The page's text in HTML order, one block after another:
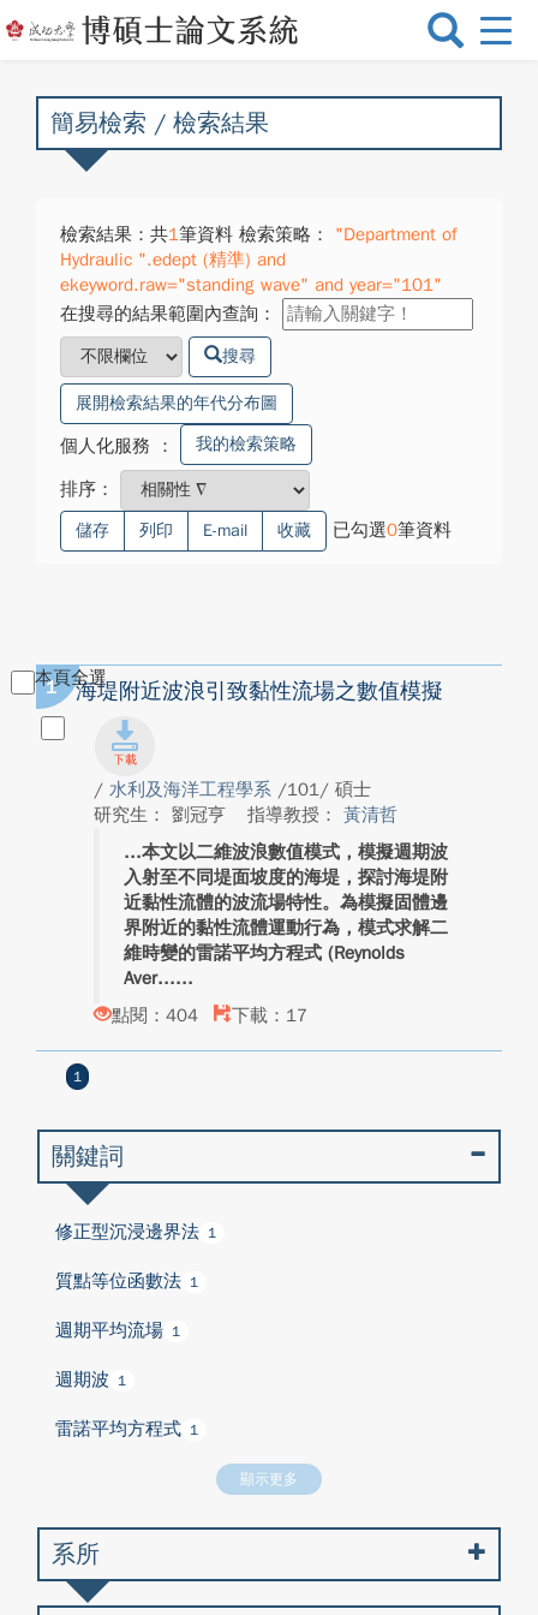
選
換
簡易檢索 / 檢索結果
檢索結果：共1筆資料 檢索策略：
"Department of
Hydraulic ".edept (精準) and
ekeyword.raw="standing wave" and year="101"
在搜尋的結果範圍內查詢：
搜尋
展開檢索結果的年代分布圖
個人化服務 ： 我的檢索策略
排序：
儲存 列印 E-mail 收藏 已勾選0筆資料
本頁全選
1 海堤附近波浪引致黏性流場之數值模擬
/ 水利及海洋工程學系 /101/ 碩士
研究生： 劉冠亨
指導教授： 黃清哲
本文以二維波浪數值模式，模擬週期波
入射至不同堤面坡度的海堤，探討海堤附
近黏性流體的波流場特性。為模擬固體邊
界附近的黏性流體運動行為，模式求解二
維時變的雷諾平均方程式 (Reynolds
Aver...
點閱：404
下載：17
1
關鍵詞
修正型沉浸邊界法 1
質點等位函數法 1
週期平均流場 1
週期波 1
雷諾平均方程式 1
顯示更多
系所